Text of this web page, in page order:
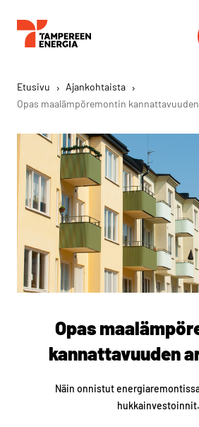
Etusivu › Ajankohtaista ›
Opas maalämpöremontin
Opas
kannattavuuden
Näin onnistut
hukkainvestoinnit.